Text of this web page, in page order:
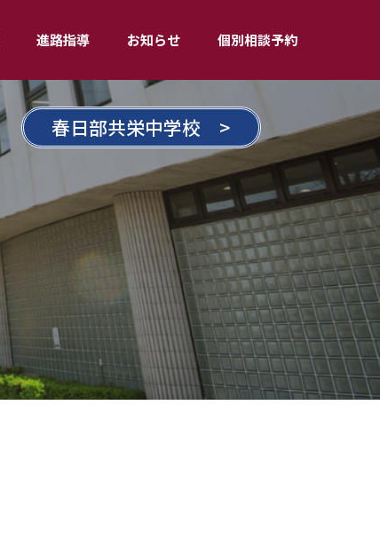
進路指導 お知らせ 個別相談予約
春日部共栄中学校 >